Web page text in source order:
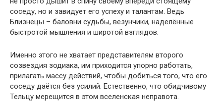
соседу, но и завидует его успеху и талантам. Ведь
Близнецы – баловни судьбы, везунчики, наделённые
быстротой мышления и широтой взглядов.
Именно этого не хватает представителям второго
созвездия зодиака, им приходится упорно работать,
прилагать массу действий, чтобы добиться того, что его
соседу даётся без усилий. Естественно, что обидчивому
Тельцу мерещится в этом вселенская неправота.